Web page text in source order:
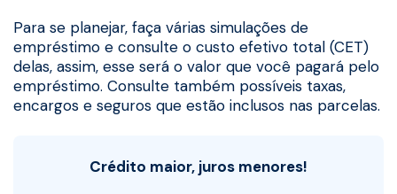
Para se planejar, faça várias simulações de
empréstimo e consulte o custo efetivo total (CET)
delas, assim, esse será o valor que você pagará pelo
empréstimo. Consulte também possíveis taxas,
encargos e seguros que estão inclusos nas parcelas.
Crédito maior, juros menores!